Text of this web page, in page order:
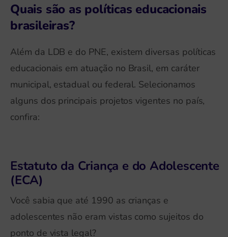
Quais são as políticas educacionais
brasileiras?
Além da LDB e do PNE, existem diversas políticas
educacionais em atuação no Brasil, em caráter
municipal, estadual ou federal. Selecionamos
alguns dos principais projetos vigentes no país,
confira:
Estatuto da Criança e do Adolescente
(ECA)
Você sabia que até 1990 as crianças e
adolescentes não eram vistas como sujeitos do
ponto de vista legal?